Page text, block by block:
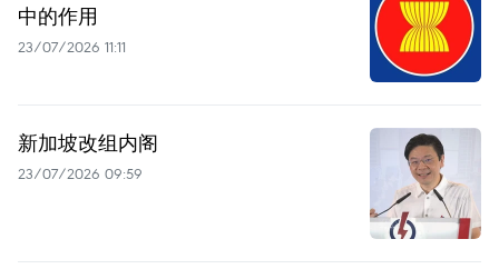
中的作用
23/07/2026 11:11
新加坡改组内阁
23/07/2026 09:59